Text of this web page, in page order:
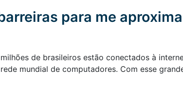
para me
de brasileiros estão conectados à
mundial de computadores. Com esse